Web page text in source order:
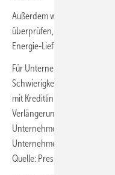
Außerdem will die
überprüfen, sodass
Energie-Liefervertrag
Für Unternehmen, die
Schwierigkeiten geraten, soll
mit Kreditlinien der KfW;
Verlängerung des
Unternehmen und
Unternehmen. ■
Quelle: Presse- und